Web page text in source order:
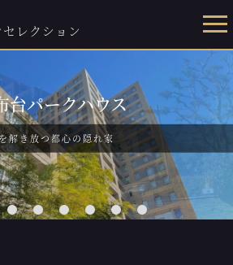
レクション
台パークハウス
解き放つ都心の隠れ家